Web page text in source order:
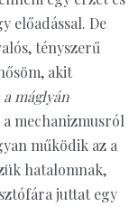
előadással. De
tényszerű
akit
a máglyán
mechanizmusról
működik az a
hatalomnak,
juttat egy